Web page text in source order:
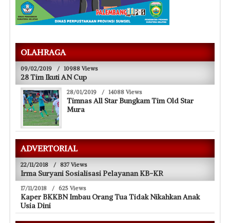
OLAHRAGA
09/02/2019 / 10988 Views
28 Tim Ikuti AN Cup
28/01/2019 / 14088 Views
Timnas All Star Bungkam Tim Old Star
Mura
ADVERTORIAL
22/11/2018 / 837 Views
Irma Suryani Sosialisasi Pelayanan KB-KR
17/11/2018 / 625 Views
Kaper BKKBN Imbau Orang Tua Tidak Nikahkan Anak
Usia Dini